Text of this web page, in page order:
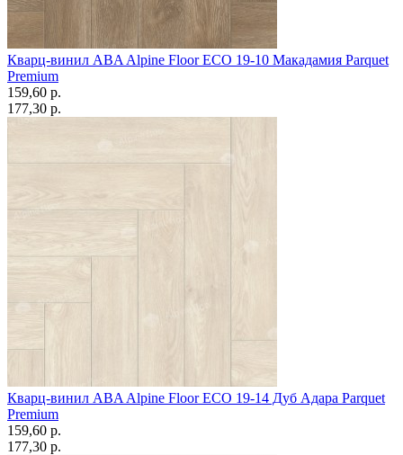
Кварц-винил ABA Alpine Floor ECO 19-10 Макадамия Parquet
Premium
159,60 p.
177,30 p.
Кварц-винил ABA Alpine Floor ECO 19-14 Дуб Адара Parquet
Premium
159,60 p.
177,30 p.